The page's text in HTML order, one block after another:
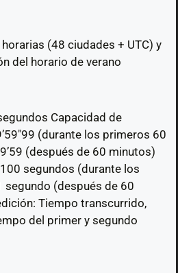
(48 ciudades + UTC) y
del horario de verano
Capacidad de
(durante los primeros 60
(después de 60 minutos)
segundos (durante los
(después de 60
Tiempo transcurrido,
del primer y segundo